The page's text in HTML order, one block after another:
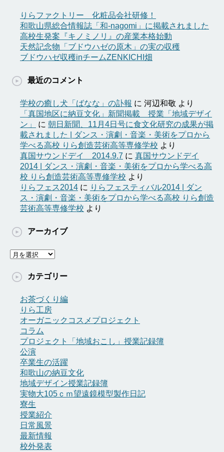
りらファクトリー 化粧品会社研修！
和歌山県総合情報誌「和-nagomi」に掲載されました
高校生発案『キノミノリ』の産業本格始動
天然記念物「ブドウハゼの原木」の実の収穫
ブドウハゼ収穫inチームZENKICHI畑
最近のコメント
学校の癒し犬「ばなな」の訃報 に 河辺和敬 より
「真国地区に納豆文化」新聞掲載 授業「地域デザイ
ン」
に 朝日新聞、11月4日号に食文化研究の成果が掲
載されました | ダンス・演劇・音楽・美術をプロから
学べる高校 りら創造芸術高等専修学校 より
真国サウンドデイ 2014.9.7 に 真国サウンドデイ
2014 | ダンス・演劇・音楽・美術をプロから学べる高
校 りら創造芸術高等専修学校 より
りらフェス2014 に りらフェスティバル2014 | ダン
ス・演劇・音楽・美術をプロから学べる高校 りら創造
芸術高等専修学校 より
アーカイブ
ア
カ
カテゴリー
お茶づくり編
りら工房
オーガニックコスメプロジェクト
コラム
プロジェクト「地域おこし」授業記録簿
公演
卒業生の活躍
和歌山の納豆文化
地域デザイン授業記録簿
実物大105ｃｍ望遠鏡模型製作日記
寮生
授業紹介
日常風景
最新情報
校外発表